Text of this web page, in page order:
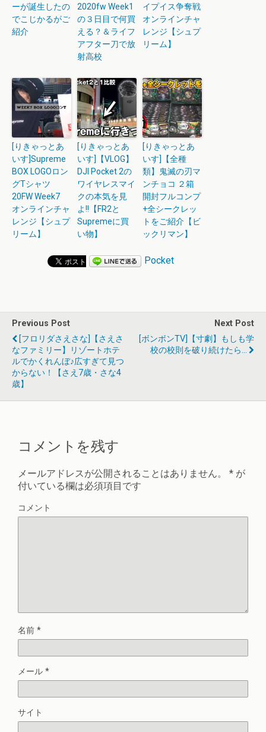
ーが誕生したの
でこじかるがご
紹介
2020fw Week1
の３日目で何買
える？＆ライフ
アフター刀で放
射高校
イプイス争奪戦
オンラインチャ
レンジ【シュプ
リーム】
[りきゃっとあ
いす]Supreme
BOX LOGOロン
グTシャツ
20FW Week7
オンラインチャ
レンジ【シュプ
リーム】
[りきゃっとあ
いす]【VLOG】
DJI Pocket 2の
ワイヤレスマイ
クの本気を見
よ!!【FR2と
Supremeに買
い物】
[りきゃっとあ
いす]【全種
類】鬼滅の刃マ
ンチョコ ２箱
開封フルコンプ
+全シークレッ
トをご紹介【ビ
ックリマン】
Pocket
Previous Post
[フロリダさえさな]【さえさ
なファミリー】リゾートホテ
ルでかくれんぼ♪広すぎて見つ
からない！【さえ7歳・さな4
歳】
Next Post
[ボンボンTV]【寸劇】もしも学
校の校則を破り続けたら…
コメントを残す
メールアドレスが公開されることはありません。 * が
付いている欄は必須項目です
コメント
名前 *
メール *
サイト